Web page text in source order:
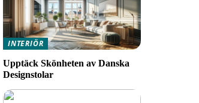
INTERIÖR
Upptäck Skönheten av Danska
Designstolar